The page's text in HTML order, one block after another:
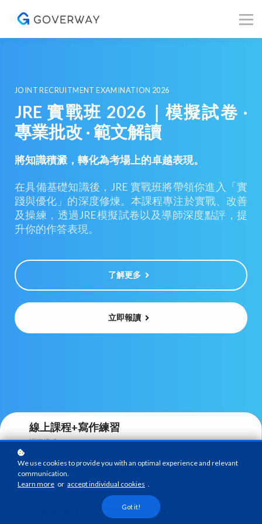
JOINT RECRUITMENT EXAMINATION 2026
JRE 實戰班 2026｜模擬試卷 ·
專業批改 · 範文解讀
將知識積澱，轉化為考場上的卓越表現。
在具備基礎知識後，JRE 實戰班將帶領你進入「實
踐與優化」的深度修煉。本課程專注於實戰、改善
及操練，透過JRE模擬試卷以及導師深度點評，提
升你的作答表現。
了解更多
立即報讀
線上課程+寫作練習
課程模式
曾報讀GoverWay JRE課程的學生
課程對象
支持各電子裝置瀏覽課程內容
We use cookies to provide you with an optimal experience and relevant
communication.
Learn more or accept individual cookies .
Got it!